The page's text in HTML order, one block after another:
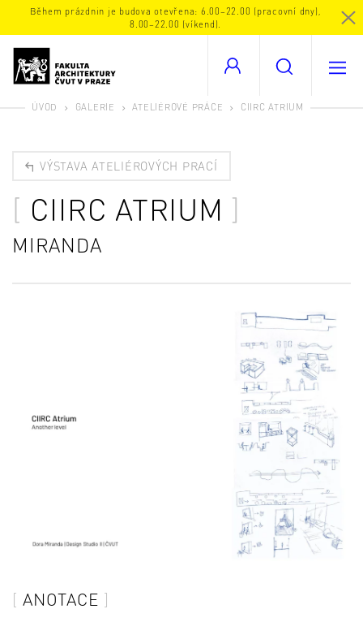
Během prázdnin je budova otevřena: 6.00–22.00 (pracovní dny),
8.00–22.00 (víkend).
ÚVOD GALERIE ATELIÉROVÉ PRÁCE CIIRC ATRIUM
VÝSTAVA ATELIÉROVÝCH PRACÍ
CIIRC ATRIUM
MIRANDA
ANOTACE